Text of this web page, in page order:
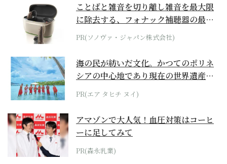
ことばと雑音を切り離し雑音を最大限
に除去する、フォナック補聴器の最上
位モデル
PR(ソノヴァ・ジャパン株式会社)
海の民が紡いだ文化。かつてのポリネ
シアの中心地であり現在の世界遺産か
らみえてくる...
PR(エア タヒチ ヌイ)
アマゾンで大人気！血圧対策はコーヒ
ーに足してみて
PR(森永乳業)